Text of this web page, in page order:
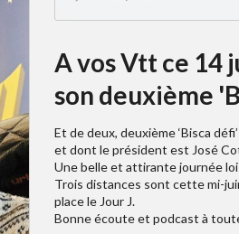
A vos Vtt ce 14
son deuxième
Et de deux, deuxième ‘Bisca
et dont le président est José
Une belle et attirante journée
Trois distances sont cette mi-
place le Jour J.
Bonne écoute et podcast à